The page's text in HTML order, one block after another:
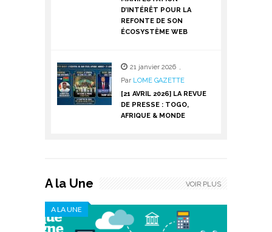
D’INTÉRÊT POUR LA
REFONTE DE SON
ÉCOSYSTÈME WEB
21 janvier 2026 ,
Par LOME GAZETTE
[21 AVRIL 2026] LA REVUE
DE PRESSE : TOGO,
AFRIQUE & MONDE
A la Une
A LA UNE
VOIR PLUS